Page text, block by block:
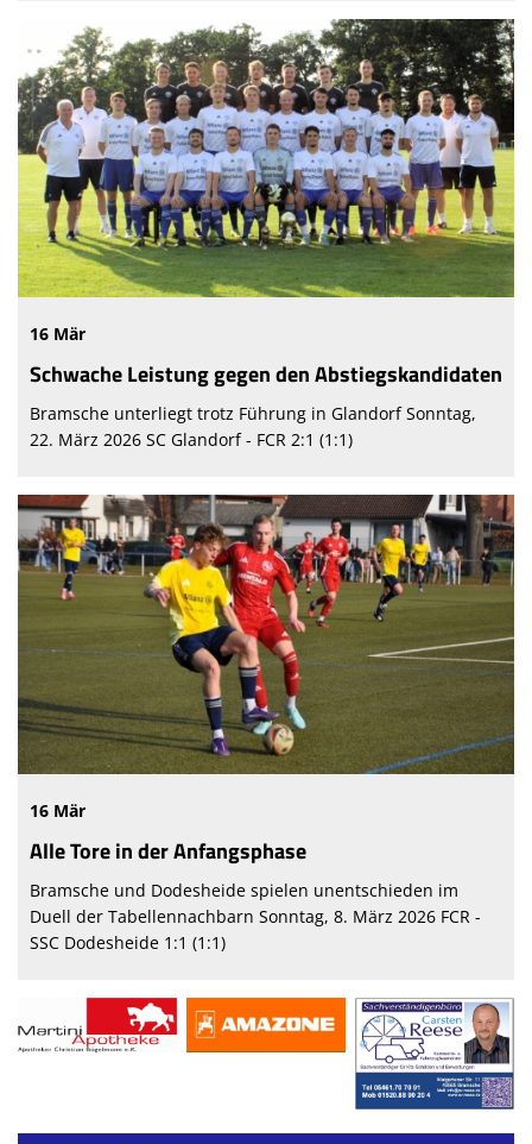
16 Mär
Schwache Leistung gegen den Abstiegskandidaten
Bramsche unterliegt trotz Führung in Glandorf Sonntag,
22. März 2026 SC Glandorf - FCR 2:1 (1:1)
16 Mär
Alle Tore in der Anfangsphase
Bramsche und Dodesheide spielen unentschieden im
Duell der Tabellennachbarn Sonntag, 8. März 2026 FCR -
SSC Dodesheide 1:1 (1:1)